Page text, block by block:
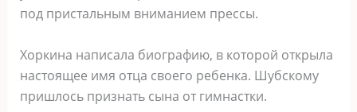
под пристальным вниманием прессы.
Хоркина написала биографию, в которой открыла
настоящее имя отца своего ребенка. Шубскому
пришлось признать сына от гимнастки.